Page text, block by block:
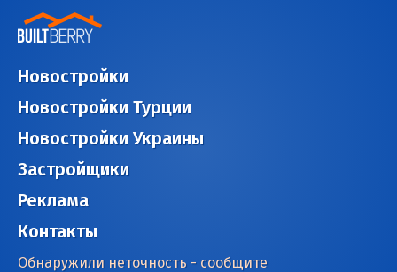
Новостройки
Новостройки Турции
Новостройки Украины
Застройщики
Реклама
Контакты
Обнаружили неточность - сообщите